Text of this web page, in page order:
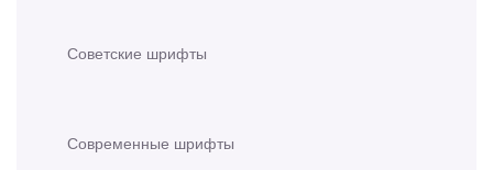
Советские шрифты
Современные шрифты